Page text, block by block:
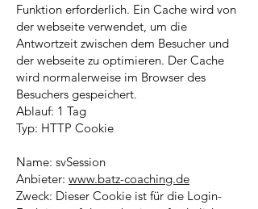
Funktion erforderlich. Ein Cache wird von
der webseite verwendet, um die
Antwortzeit zwischen dem Besucher und
der webseite zu optimieren. Der Cache
wird normalerweise im Browser des
Besuchers gespeichert.
Ablauf: 1 Tag
Typ: HTTP Cookie
Name: svSession
Anbieter: www.batz-coaching.de
Zweck: Dieser Cookie ist für die Login-